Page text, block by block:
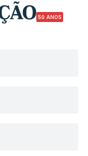
50 ANOS